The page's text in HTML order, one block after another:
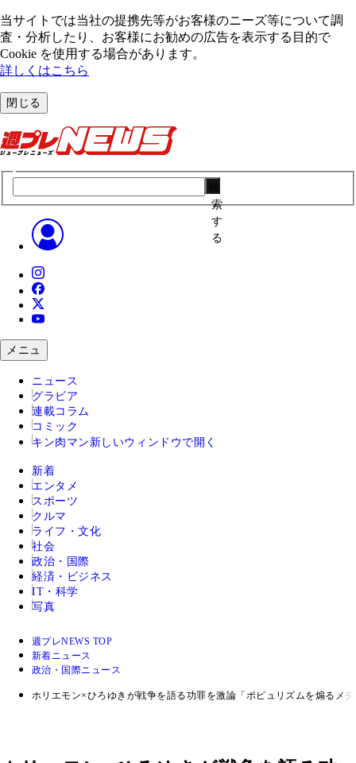
当サイトでは当社の提携先等がお客様のニーズ等について調
査・分析したり、お客様にお勧めの広告を表⽰する⽬的で
Cookie を使⽤する場合があります。
詳しくはこちら
閉じる
索
す
る
メニュ
ニュース
グラビア
連載コラム
コミック
キン肉マン 新しいウィンドウで開く
新着
エンタメ
スポーツ
クルマ
ライフ・文化
社会
政治・国際
経済・ビジネス
IT・科学
写真
週プレNEWS TOP
新着ニュース
政治・国際ニュース
ホリエモン×ひろゆきが戦争を語る功罪を激論「ポピュリズムを煽るメ